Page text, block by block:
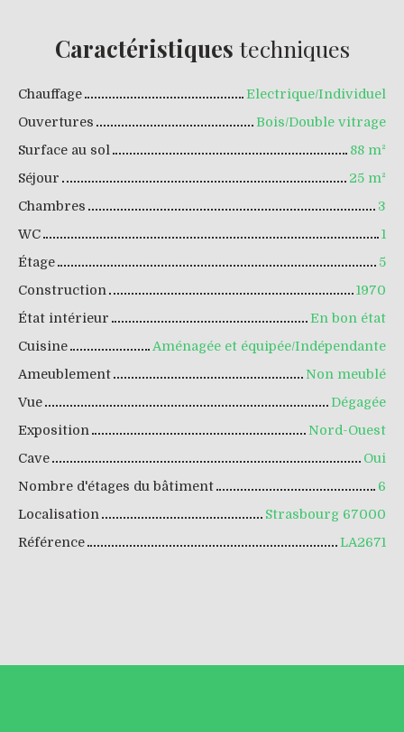
Caractéristiques techniques
Chauffage
Electrique/Individuel
Ouvertures
Bois/Double vitrage
Surface au sol
88 m²
Séjour
25 m²
Chambres
3
WC
1
Étage
5
Construction
1970
État intérieur
En bon état
Cuisine
Aménagée et équipée/Indépendante
Ameublement
Non meublé
Vue
Dégagée
Exposition
Nord-Ouest
Cave
Oui
Nombre d'étages du bâtiment
6
Localisation
Strasbourg 67000
Référence
LA2671